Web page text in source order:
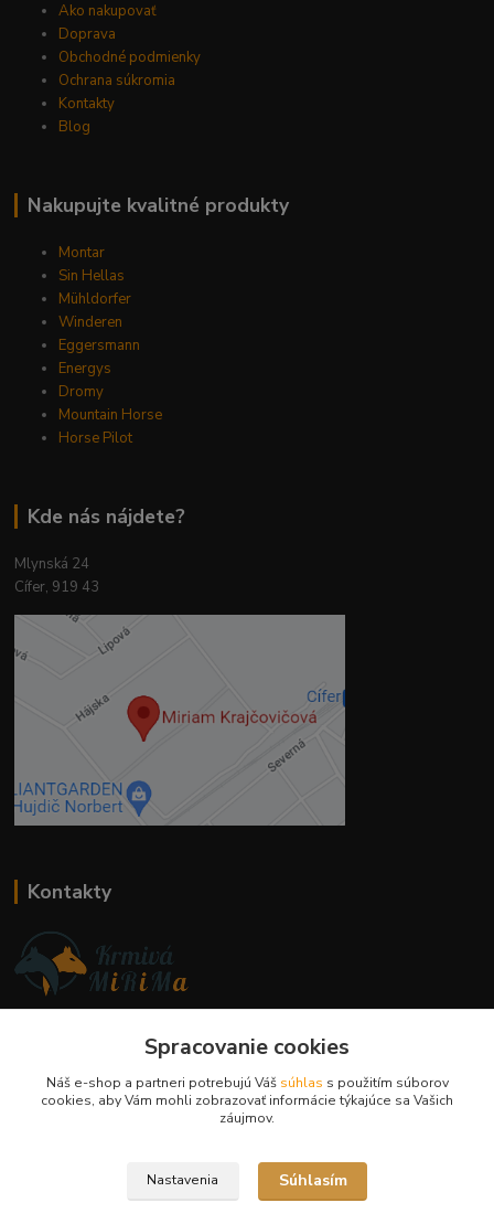
Ako nakupovať
Doprava
Obchodné podmienky
Ochrana súkromia
Kontakty
Blog
Nakupujte kvalitné produkty
Montar
Sin Hellas
Mühldorfer
Winderen
Eggersmann
Energys
Dromy
Mountain Horse
Horse Pilot
Kde nás nájdete?
Mlynská 24
Cífer, 919 43
Kontakty
+421 944 394 715
info@krmivamirima.sk
Spracovanie cookies
Náš e-shop a partneri potrebujú Váš súhlas s použitím súborov
cookies, aby Vám mohli zobrazovať informácie týkajúce sa Vašich
záujmov.
Nastavenia Súhlasím